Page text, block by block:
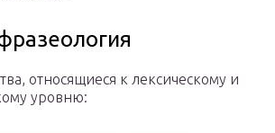
относящиеся к лексическому и
уровню: